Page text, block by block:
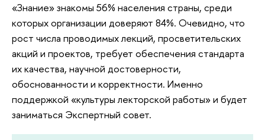
«Знание» знакомы 56% населения страны, среди
которых организации доверяют 84%. Очевидно, что
рост числа проводимых лекций, просветительских
акций и проектов, требует обеспечения стандарта
их качества, научной достоверности,
обоснованности и корректности. Именно
поддержкой «культуры лекторской работы» и будет
заниматься Экспертный совет.